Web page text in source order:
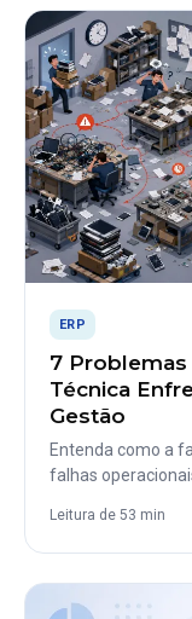
ERP
7 Problemas
Técnica
Gestão
Entenda como a
falhas
Leitura de 53 min